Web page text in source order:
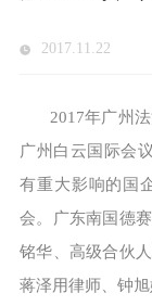
2017.11.22
2017年广州
广州白云国际会
有重大影响的国
会。广东南国德
铭华、高级合伙
蒋泽用律师、钟旭